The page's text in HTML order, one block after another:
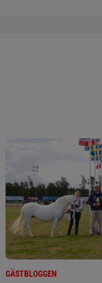
GÄSTBLOGGEN